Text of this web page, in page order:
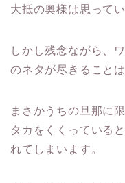
大抵の奥様は思ってい
しかし残念ながら、
のネタが尽きること
まさかうちの旦那に
タカをくくっている
れてしまいます。